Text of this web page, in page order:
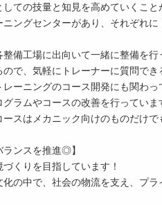
ての技量と知見を高めていくこと
ニングセンターがあり、それぞれ
整備工場に出向いて一緒に整備を
ので、気軽にトレーナーに質問で
レーニングのコース開発にも関わ
ラムやコースの改善を行っていま
ースはメカニック向けのものだけ
ランスを推進◎】
づくりを目指しています！
化の中で、社会の物流を支え、プ